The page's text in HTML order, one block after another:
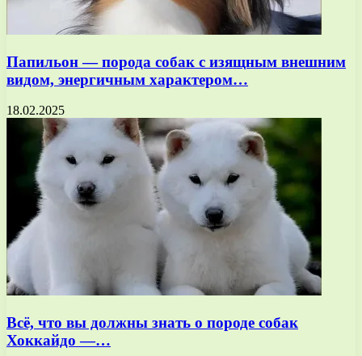
Папильон — порода собак с изящным внешним
видом, энергичным характером…
18.02.2025
Всё, что вы должны знать о породе собак
Хоккайдо —…